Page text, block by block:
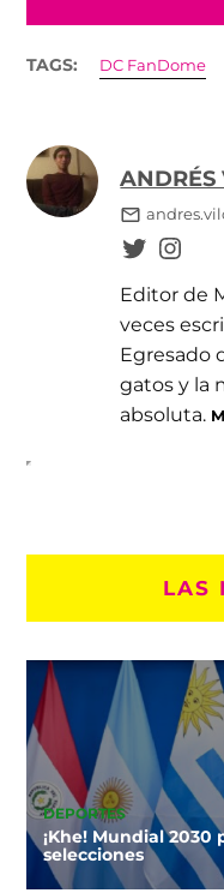
TAGS: DC FanDome
ANDRÉS
Editor de
veces
Egresado
gatos y la
absoluta.
LAS
DEPORTES
¡Khe! Mundial
selecciones